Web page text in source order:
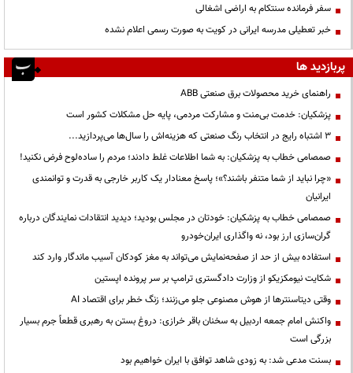
سفر فرمانده سنتکام به اراضی اشغالی
خبر تعطیلی مدرسه ایرانی در کویت به صورت رسمی اعلام نشده
پربازدید ها
راهنمای خرید محصولات برق صنعتی ABB
پزشکیان: خدمت بی‌منت و مشارکت مردمی، پایه حل مشکلات کشور است
3 اشتباه رایج در انتخاب رنگ صنعتی که هزینه‌اش را سال‌ها می‌پردازید...
صمصامی خطاب به پزشکیان: به شما اطلاعات غلط دادند؛ مردم را ساده‌لوح فرض نکنید!
«چرا نباید از شما متنفر باشند؟»؛ پاسخ معنادار یک کاربر خارجی به قدرت و توانمندی
ایرانیان
صمصامی خطاب به پزشکیان: خودتان در مجلس بودید؛ دیدید انتقادات نمایندگان درباره
گران‌سازی ارز بود، نه واگذاری ایران‌خودرو
استفاده بیش از حد از صفحه‌نمایش می‌تواند به مغز کودکان آسیب ماندگار وارد کند
شکایت نیومکزیکو از وزارت دادگستری ترامپ بر سر پرونده اپستین
وقتی دیتاسنترها از هوش مصنوعی جلو می‌زنند؛ زنگ خطر برای اقتصاد AI
واکنش امام جمعه اردبیل به سخنان باقر خرازی: دروغ بستن به رهبری قطعاً جرم بسیار
بزرگی است
بسنت مدعی شد: به زودی شاهد توافق با ایران خواهیم بود